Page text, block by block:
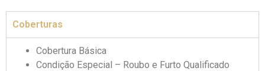
Coberturas
Cobertura Básica
Condição Especial – Roubo e Furto Qualificado